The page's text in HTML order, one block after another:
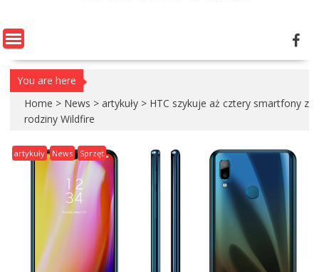
You are here
Home > News > artykuły > HTC szykuje aż cztery smartfony z
rodziny Wildfire
artykuły News Sprzęt